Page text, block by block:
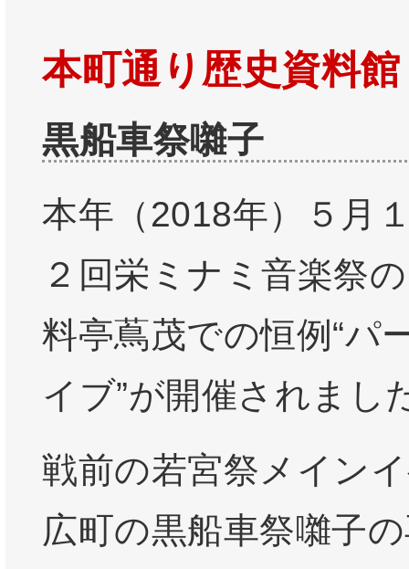
本町通り歴史資料
黒船車祭囃子
本年（2018年）５月
２回栄ミナミ音楽祭
料亭蔦茂での恒例“パ
イブ”が開催されまし
戦前の若宮祭メイン
広町の黒船車祭囃子